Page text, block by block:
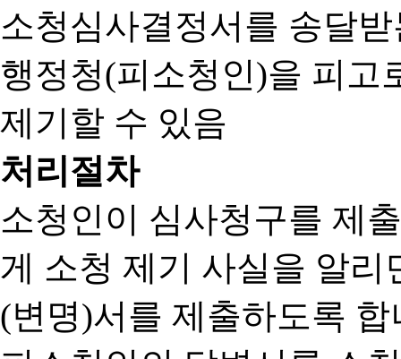
소청심사결정서를 송달
행정청(피소청인)을 피고
제기할 수 있음
처리절차
소청인이 심사청구를 제
게 소청 제기 사실을 알
(변명)서를 제출하도록 합